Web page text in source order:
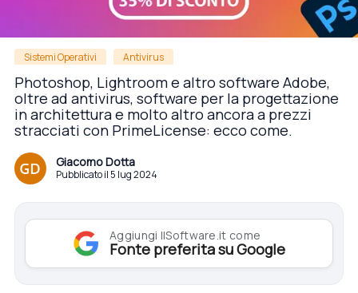
Sistemi Operativi Antivirus
Photoshop, Lightroom e altro software Adobe,
oltre ad antivirus, software per la progettazione
in architettura e molto altro ancora a prezzi
stracciati con PrimeLicense: ecco come.
Giacomo Dotta
Pubblicato il 5 lug 2024
Aggiungi IlSoftware.it come
Fonte preferita su Google